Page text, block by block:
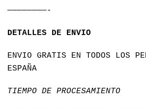
————————-
DETALLES DE ENVIO
ENVIO GRATIS EN TODOS LOS
ESPAÑA
TIEMPO DE PROCESAMIENTO